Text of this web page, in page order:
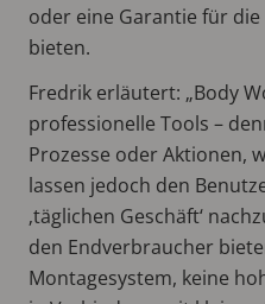
oder eine Garantie für
bieten.
Fredrik erläutert: „Body
professionelle Tools –
Prozesse oder Aktionen,
lassen jedoch den
‚täglichen Geschäft‘
den Endverbraucher
Montagesystem, keine